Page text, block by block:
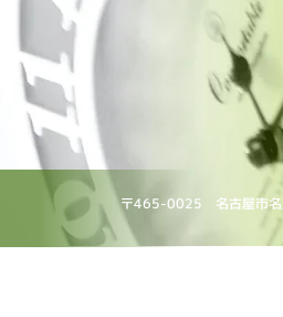
〒465-0025 名古屋市名